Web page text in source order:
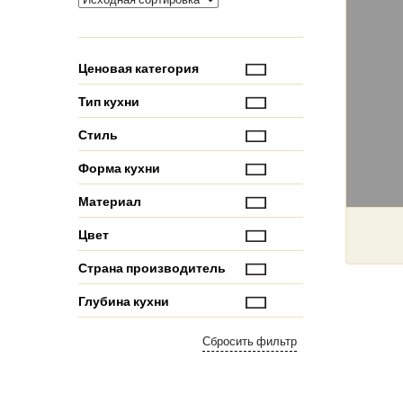
Ценовая категория
Тип кухни
Стиль
Форма кухни
Материал
Цвет
Страна производитель
Глубина кухни